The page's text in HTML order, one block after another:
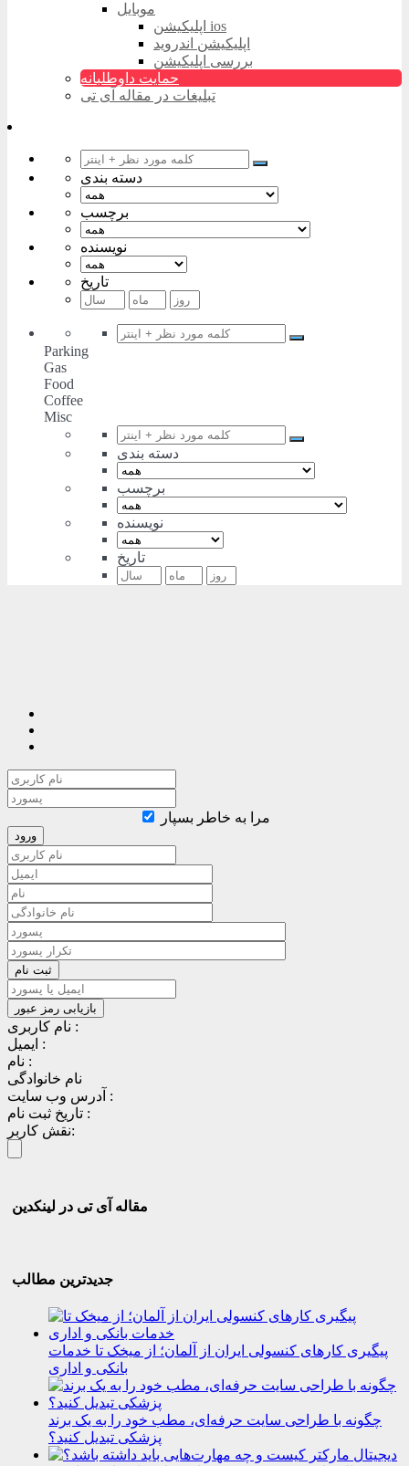
موبایل
اپلیکیشن ios
اپلیکیشن اندروید
بررسی اپلیکیشن
حمایت داوطلبانه
تبلیغات در مقاله آی تی
دسته بندی
برچسب
نویسنده
تاریخ
Parking
Gas
Food
Coffee
Misc
دسته بندی
برچسب
نویسنده
تاریخ
مرا به خاطر بسپار
نام کاربری :
ایمیل :
نام :
نام خانوادگی
آدرس وب سایت :
تاریخ ثبت نام :
نقش کاربر:
مقاله آی تی در لینکدین
جدیدترین مطالب
پیگیری کارهای کنسولی ایران از آلمان؛ از میخک تا خدمات
بانکی و اداری
چگونه با طراحی سایت حرفه‌ای، مطب خود را به یک برند
پزشکی تبدیل کنید؟